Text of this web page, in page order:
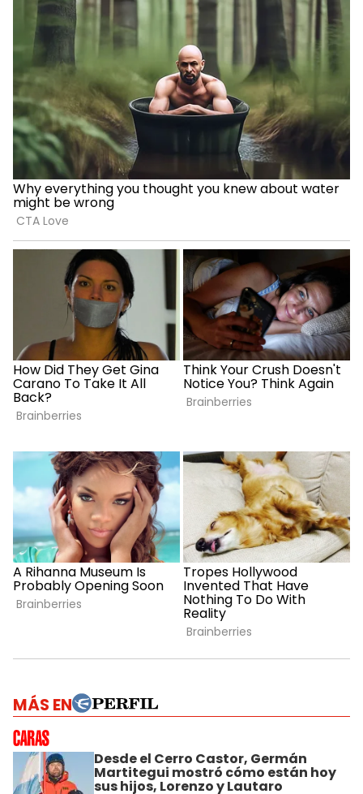
MÁS EN
Desde el Cerro Castor, Germán
Martitegui mostró cómo están hoy
sus hijos, Lorenzo y Lautaro